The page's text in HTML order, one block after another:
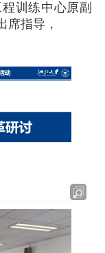
训练中心原副
席指导，